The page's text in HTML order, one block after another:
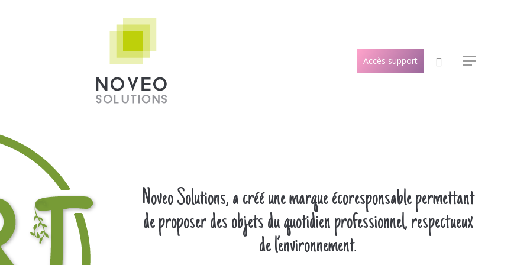
Accès support search
Menu
Noveo Solutions, a créé une marque écoresponsable permettant
de proposer des objets du quotidien professionnel, respectueux
de l’environnement.